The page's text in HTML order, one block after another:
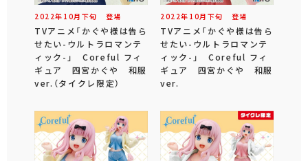
2022年 10月 下旬 登場
TVアニメ「かぐや様は告ら
せたい-ウルトラロマンテ
ィック-」 Coreful フィ
ギュア 四宮かぐや 和服
ver.（タイクレ限定）
2022年 10月 下旬 登場
TVアニメ「かぐや様は告ら
せたい-ウルトラロマンテ
ィック-」 Coreful フィ
ギュア 四宮かぐや 和服
ver.